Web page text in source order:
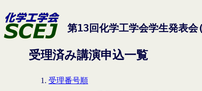
第13回化学工学会学生発表
受理済み講演申込一覧
受理番号順